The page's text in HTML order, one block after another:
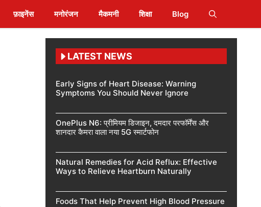
फ़ाइनेंस मनोरंजन मैकमनी शिक्षा Blog
LATEST NEWS
Early Signs of Heart Disease: Warning
Symptoms You Should Never Ignore
OnePlus N6: प्रीमियम डिजाइन, दमदार परफॉर्मेंस और
शानदार कैमरा वाला नया 5G स्मार्टफोन
Natural Remedies for Acid Reflux: Effective
Ways to Relieve Heartburn Naturally
Foods That Help Prevent High Blood Pressure